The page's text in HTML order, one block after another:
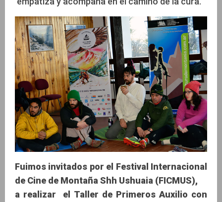
Fuimos invitados por el Festival Internacional
de Cine de Montaña Shh Ushuaia (FICMUS),
a realizar el Taller de Primeros Auxilio con